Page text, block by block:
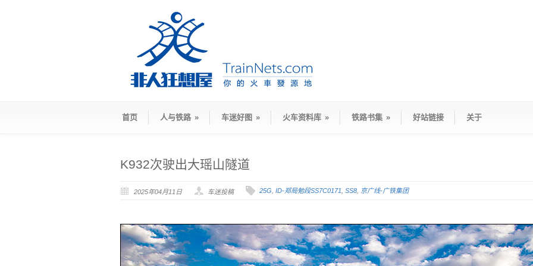
首页 人与铁路 » 车迷好图 » 火车资料库 » 铁路书集 » 好站链接 关于
K932次驶出大瑶山隧道
2025年04月11日 车迷投稿 25G ID-郑局勉段SS7C0171 SS8 京广线-广铁集团